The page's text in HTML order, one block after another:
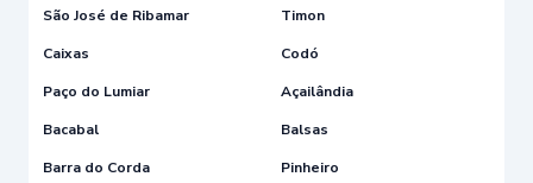
São José de Ribamar
Timon
Caixas
Codó
Paço do Lumiar
Açailândia
Bacabal
Balsas
Barra do Corda
Pinheiro